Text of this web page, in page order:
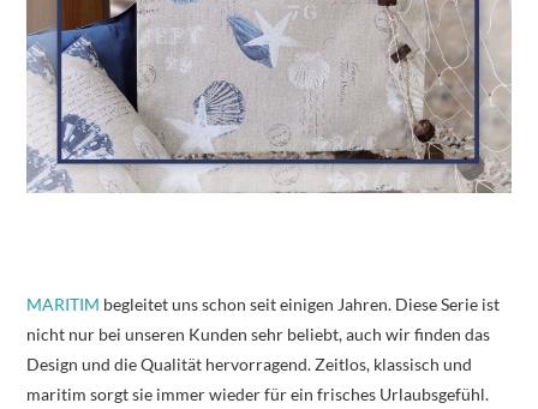
MARITIM begleitet uns schon seit einigen Jahren. Diese Serie ist
nicht nur bei unseren Kunden sehr beliebt, auch wir finden das
Design und die Qualität hervorragend. Zeitlos, klassisch und
maritim sorgt sie immer wieder für ein frisches Urlaubsgefühl.